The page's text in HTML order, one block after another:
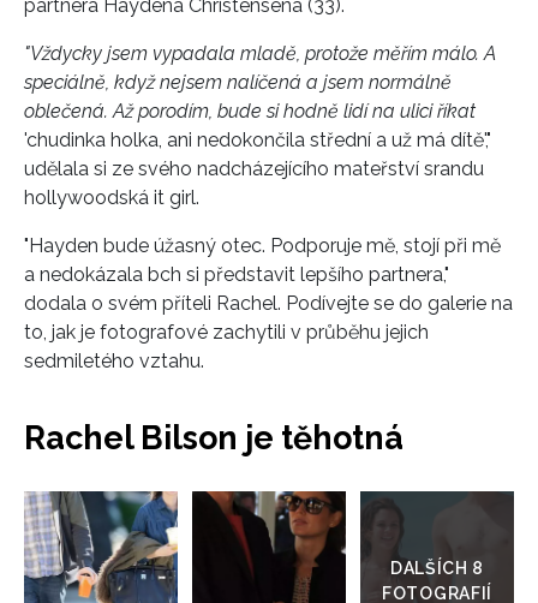
partnera Haydena Christensena (33).
"Vždycky jsem vypadala mladě, protože měřím málo. A
speciálně, když nejsem nalíčená a jsem normálně
oblečená. Až porodím, bude si hodně lidí na ulici říkat
'chudinka holka, ani nedokončila střední a už má dítě',"
udělala si ze svého nadcházejícího mateřství srandu
hollywoodská it girl.
"Hayden bude úžasný otec. Podporuje mě, stojí při mě
a nedokázala bch si představit lepšího partnera,"
dodala o svém příteli Rachel. Podívejte se do galerie na
to, jak je fotografové zachytili v průběhu jejich
sedmiletého vztahu.
Rachel Bilson je těhotná
galerie